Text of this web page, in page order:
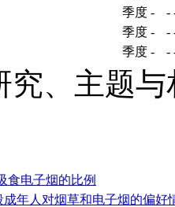
季度 - -
季度 - -
季度 - -
究、主题
食电子烟的比例
成年人对烟草和电子烟的偏好